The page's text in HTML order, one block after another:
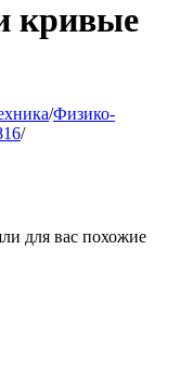
кривые
/Физико-
/
для вас похожие